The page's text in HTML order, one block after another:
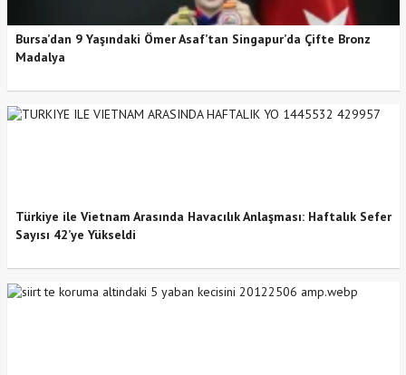
Bursa’dan 9 Yaşındaki Ömer Asaf’tan Singapur’da Çifte Bronz
Madalya
Türkiye ile Vietnam Arasında Havacılık Anlaşması: Haftalık Sefer
Sayısı 42’ye Yükseldi